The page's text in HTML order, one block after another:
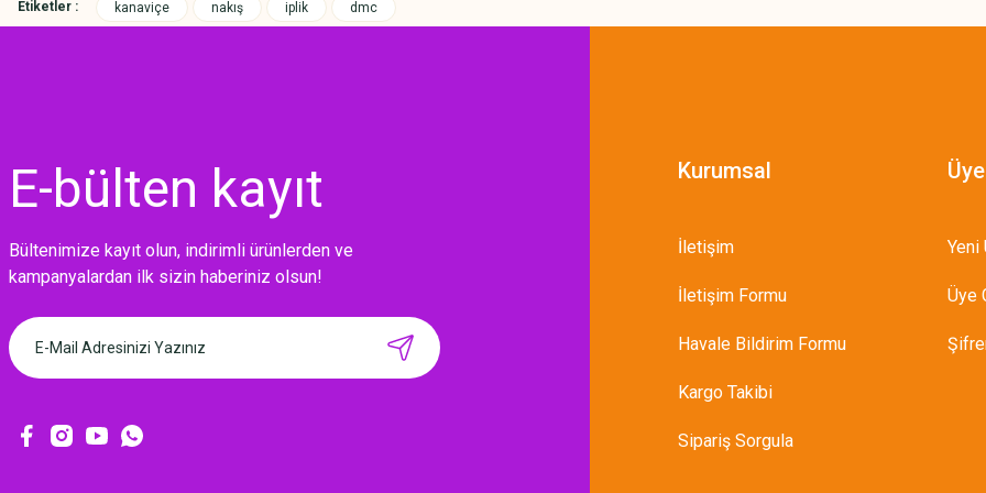
MIKNATISLI İĞNE TUTUCU-BAHAR
160,00 TL
Etiketler : kanaviçe nakış iplik dmc
E-bülten kayıt
Bültenimize kayıt olun, indirimli ürünlerden ve
kampanyalardan ilk sizin haberiniz olsun!
Kurumsal
İletişim
İletişim Formu
Havale Bildirim Formu
Kargo Takibi
Sipariş Sorgula
Yeni
Üye